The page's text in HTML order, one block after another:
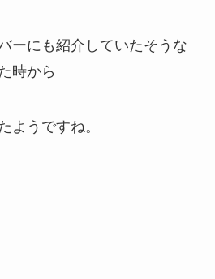
ーにも紹介していたそうな
時から
ようですね。